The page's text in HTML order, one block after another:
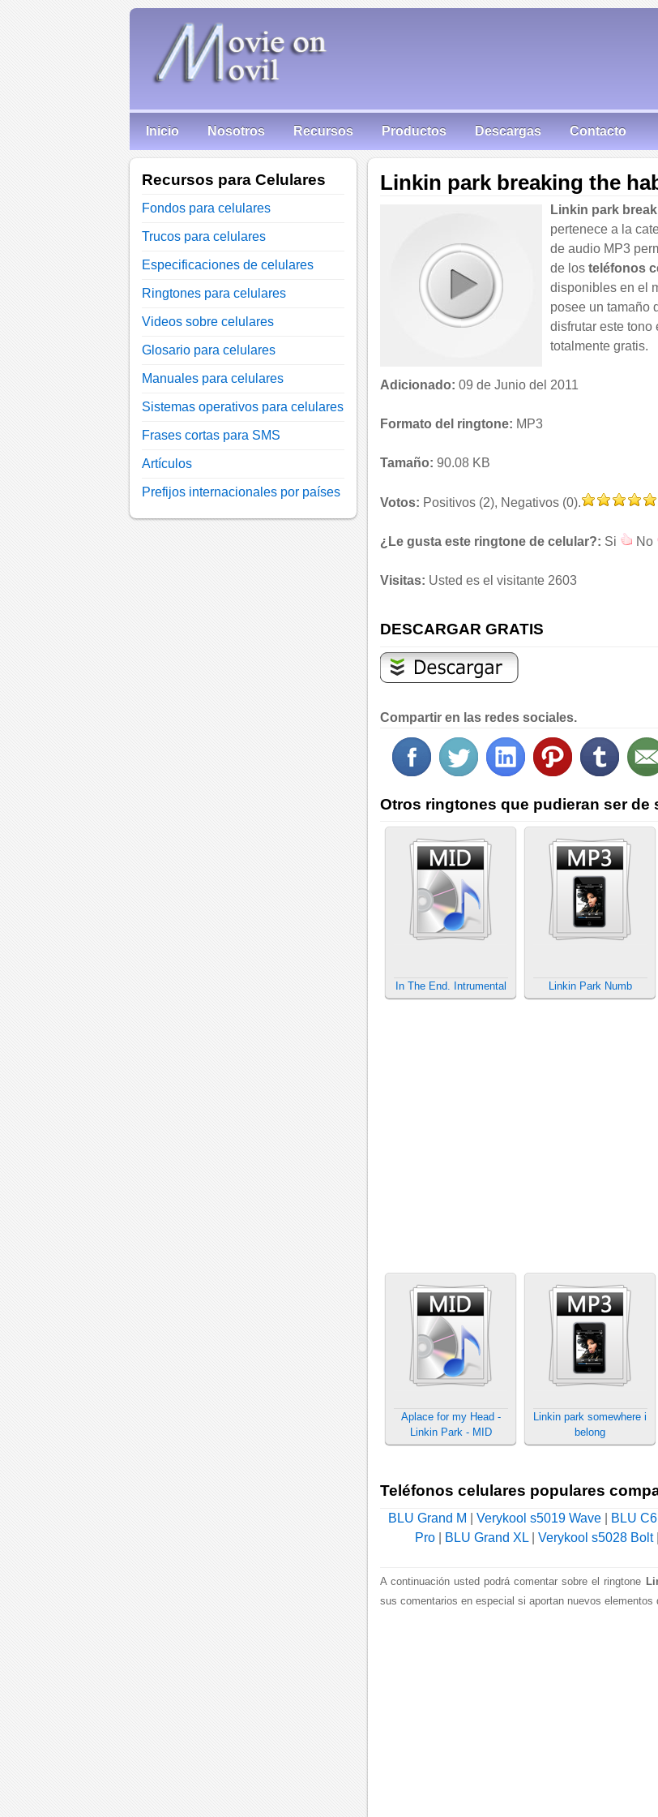
Inicio Nosotros Recursos Productos Descargas Contacto
Linkin park breaking the
Linkin park
pertenece a la
de audio MP3
de los teléfonos
disponibles en el
posee un tamaño
disfrutar este tono
totalmente gratis.
Adicionado: 09 de Junio del 2011
Formato del ringtone: MP3
Tamaño: 90.08 KB
Votos: Positivos (2), Negativos (0).
¿Le gusta este ringtone de celular?: Si No
Visitas: Usted es el visitante 2603
DESCARGAR GRATIS
Compartir en las redes sociales.
Otros ringtones que pudieran ser de
In The End. Intrumental Linkin Park Numb
Aplace for my Head -
Linkin Park - MID
Linkin park somewhere i
belong
Teléfonos celulares populares
BLU Grand M Verykool s5019 Wave| BLU C6
Pro| BLU Grand XL| Verykool s5028 Bolt|
A continuación usted podrá comentar sobre el ringtone
sus comentarios en especial si aportan nuevos
Recursos para Celulares
Fondos para celulares
Trucos para celulares
Especificaciones de celulares
Ringtones para celulares
Videos sobre celulares
Glosario para celulares
Manuales para celulares
Sistemas operativos para celulares
Frases cortas para SMS
Artículos
Prefijos internacionales por países